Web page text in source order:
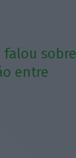
falou sobre
entre